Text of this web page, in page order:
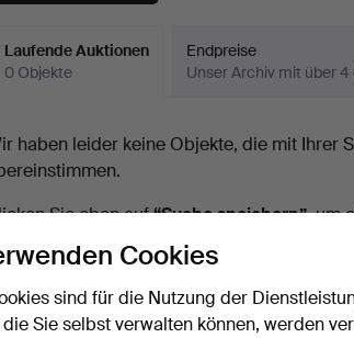
Laufende Auktionen
0 Objekte
Endpreise
Unser Archiv mit über
haben leider keine Objekte, die mit Ihrer
Sie oben auf“Suche speichern”, um
zu erhalten, sobald dieses Objekt
ist.
Cookies
sind für die Nutzung der
Sie selbst verwalten können, werden